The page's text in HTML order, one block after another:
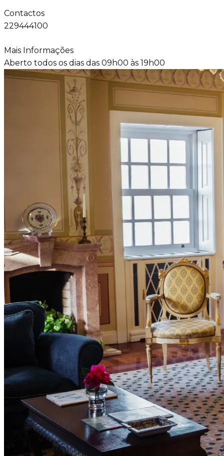
Contactos
229444100
Mais Informações
Aberto todos os dias das 09h00 às 19h00